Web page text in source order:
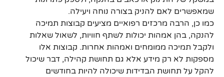
שמאפשרים לאם להניק בצורה נוחה ויעילה.
כמו כן, הרבה מרכזים רפואיים מציעים קבוצות תמיכה
להנקה, בהן אמהות יכולות לשתף חוויות, לשאול שאלות
ולקבל תמיכה ממומחים ואמהות אחרות. קבוצות אלו
מספקות לא רק מידע אלא גם תחושת קהילה, דבר שיכול
להקל על תחושת הבדידות שיכולה להיות בחודשים